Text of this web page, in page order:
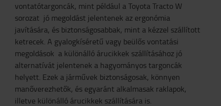
vontatótargoncák, mint például a Toyota Tracto W
sorozat jó megoldást jelentenek az ergonómia
javítására, és biztonságosabbak, mint a kézzel szállított
ketrecek. A gyalogkíséretű vagy beülős vontatási
megoldások a különálló árucikkek szállításához jó
alternatívát jelentenek a hagyományos targoncák
helyett. Ezek a járművek biztonságosak, könnyen
manőverezhetők, és egyaránt alkalmasak raklapok,
illetve különálló árucikkek szállítására is.